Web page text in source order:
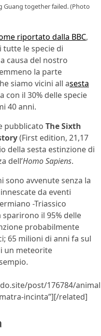
Guang together failed. (Photo
riportato dalla BBC,
tutte le specie di
causa del nostro
la parte
siamo vicini all asesta
con il 30% delle specie
40 anni.
pubblicato The Sixth
(First edition, 21,17
della sesta estinzione di
dell’Homo Sapiens.
sono avvenute senza la
da eventi
-Triassico
il 95% delle
probabilmente
65 milioni di anni fa sul
un meteorite
post/176784/
incinta”][/related]